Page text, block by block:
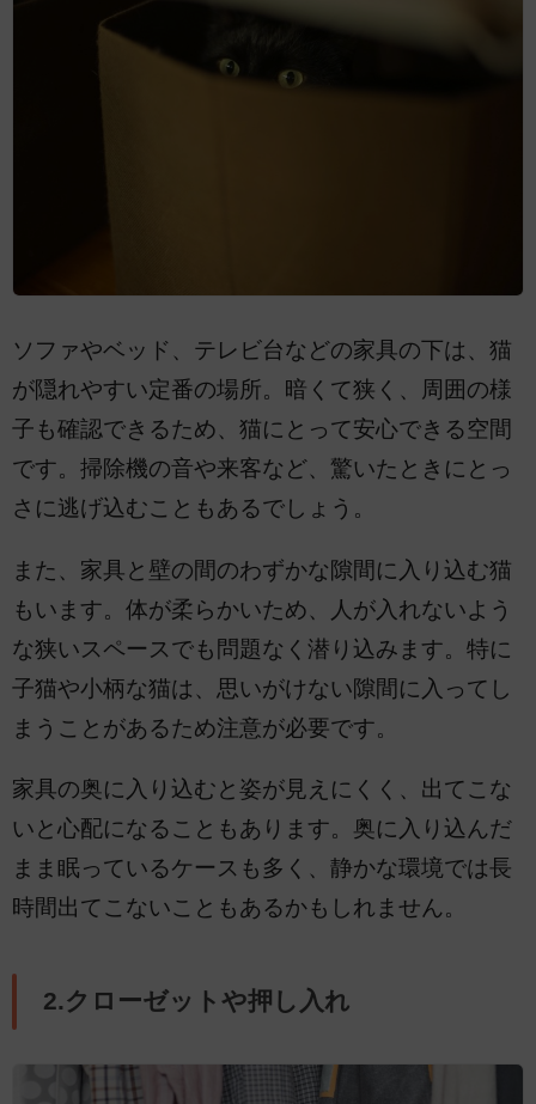
ソファやベッド、テレビ台などの家具の下は、猫
が隠れやすい定番の場所。暗くて狭く、周囲の様
子も確認できるため、猫にとって安心できる空間
です。掃除機の音や来客など、驚いたときにとっ
さに逃げ込むこともあるでしょう。
また、家具と壁の間のわずかな隙間に入り込む猫
もいます。体が柔らかいため、人が入れないよう
な狭いスペースでも問題なく潜り込みます。特に
子猫や小柄な猫は、思いがけない隙間に入ってし
まうことがあるため注意が必要です。
家具の奥に入り込むと姿が見えにくく、出てこな
いと心配になることもあります。奥に入り込んだ
まま眠っているケースも多く、静かな環境では長
時間出てこないこともあるかもしれません。
2.クローゼットや押し入れ